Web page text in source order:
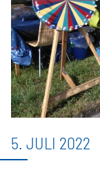
5. JULI 2022